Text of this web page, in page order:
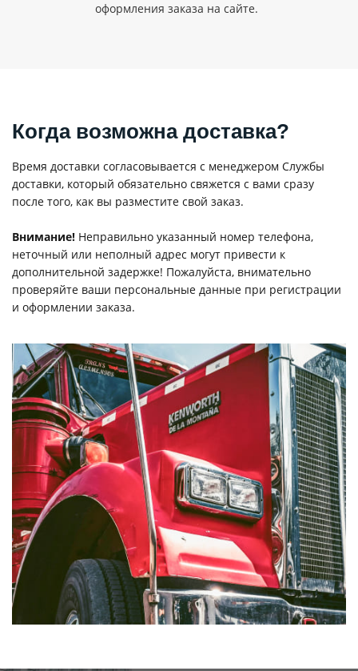
оформления заказа на сайте.
Когда возможна доставка?
Время доставки согласовывается с менеджером Службы
доставки, который обязательно свяжется с вами сразу
после того, как вы разместите свой заказ.
Внимание! Неправильно указанный номер телефона,
неточный или неполный адрес могут привести к
дополнительной задержке! Пожалуйста, внимательно
проверяйте ваши персональные данные при регистрации
и оформлении заказа.